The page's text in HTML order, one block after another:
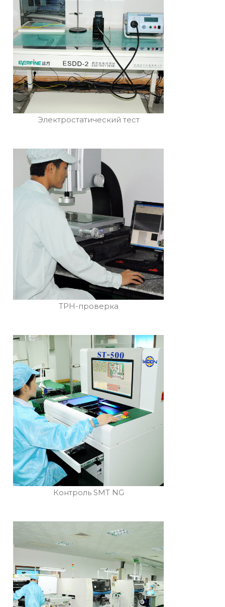
Электростатический тест
TPH-проверка
Контроль SMT NG